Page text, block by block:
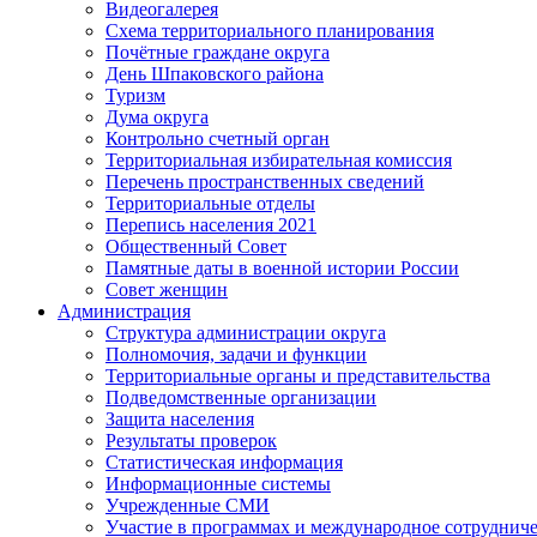
Видеогалерея
Схема территориального планирования
Почётные граждане округа
День Шпаковского района
Туризм
Дума округа
Контрольно счетный орган
Территориальная избирательная комиссия
Перечень пространственных сведений
Территориальные отделы
Перепись населения 2021
Общественный Совет
Памятные даты в военной истории России
Совет женщин
Администрация
Структура администрации округа
Полномочия, задачи и функции
Территориальные органы и представительства
Подведомственные организации
Защита населения
Результаты проверок
Статистическая информация
Информационные системы
Учрежденные СМИ
Участие в программах и международное